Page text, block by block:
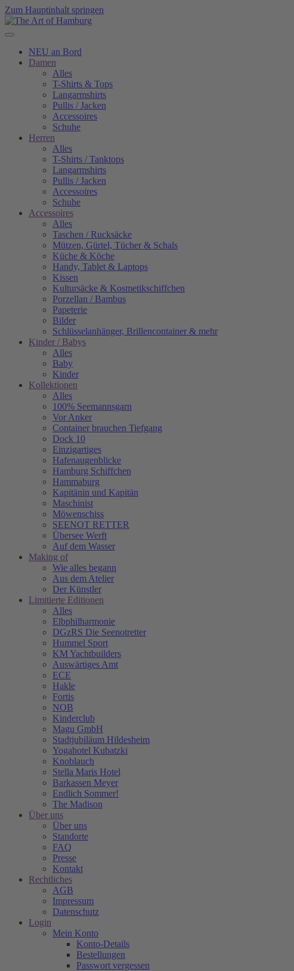
Zum Hauptinhalt springen
NEU an Bord
Damen
Alles
T-Shirts & Tops
Langarmshirts
Pullis / Jacken
Accessoires
Schuhe
Herren
Alles
T-Shirts / Tanktops
Langarmshirts
Pullis / Jacken
Accessoires
Schuhe
Accessoires
Alles
Taschen / Rucksäcke
Mützen, Gürtel, Tücher & Schals
Küche & Köche
Handy, Tablet & Laptops
Kissen
Kultursäcke & Kosmetikschiffchen
Porzellan / Bambus
Papeterie
Bilder
Schlüsselanhänger, Brillencontainer & mehr
Kinder / Babys
Alles
Baby
Kinder
Kollektionen
Alles
100% Seemannsgarn
Vor Anker
Container brauchen Tiefgang
Dock 10
Einzigartiges
Hafenaugen­blicke
Hamburg Schiffchen
Hammaburg
Kapitänin und Kapitän
Maschinist
Möwenschiss
SEENOT RETTER
Übersee Werft
Auf dem Wasser
Making of
Wie alles begann
Aus dem Atelier
Der Künstler
Limitierte Editionen
Alles
Elbphilharmonie
DGzRS Die Seenotretter
Hummel Sport
KM Yachtbuilders
Auswärtiges Amt
ECE
Hakle
Fortis
NOB
Kinderclub
Magu GmbH
Stadtjubiläum Hildesheim
Yogahotel Kubatzki
Knoblauch
Stella Maris Hotel
Barkassen Meyer
Endlich Sommer!
The Madison
Über uns
Über uns
Standorte
FAQ
Presse
Kontakt
Rechtliches
AGB
Impressum
Datenschutz
Login
Mein Konto
Konto-Details
Bestellungen
Passwort vergessen